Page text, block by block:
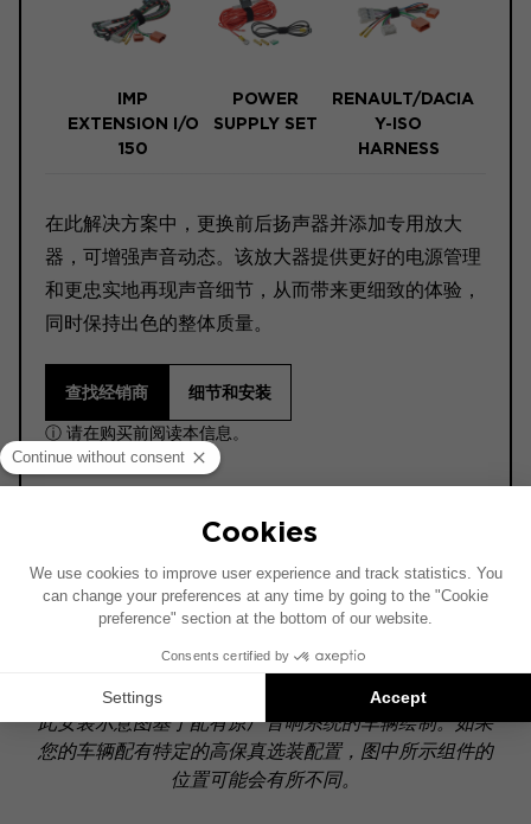
IMP
EXTENSION I/O
150
POWER
SUPPLY SET
RENAULT/DACIA
Y-ISO
HARNESS
在此解决方案中，更换前后扬声器并添加专用放大
器，可增强声音动态。该放大器提供更好的电源管理
和更忠实地再现声音细节，从而带来更细致的体验，
同时保持出色的整体质量。
查找经销商 细节和安装
ⓘ 请在购买前阅读本信息。
ACOUSTIC 6.0
POWERED
此安装示意图基于配有原厂音响系统的车辆绘制。如果
您的车辆配有特定的高保真选装配置，图中所示组件的
位置可能会有所不同。